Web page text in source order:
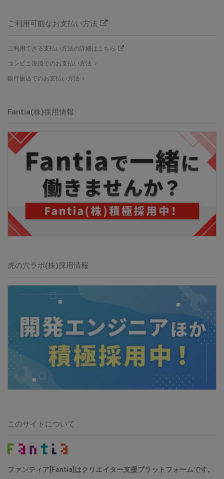
ご利用可能なお支払い方法
ご利用できる支払い方法の詳細はこちら
コンビニ決済でのお支払い方法
銀行振込でのお支払い方法
Fantia(株)採用情報
虎の穴ラボ(株)採用情報
このサイトについて
ファンティア[Fantia]はクリエイター支援プラットフォームです。